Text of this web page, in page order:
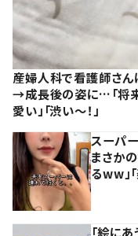
産婦人科で看護師さん
→成長後の姿に…「将来
愛い」「渋い～！」
スーパ
まさか
るww」
「絵に